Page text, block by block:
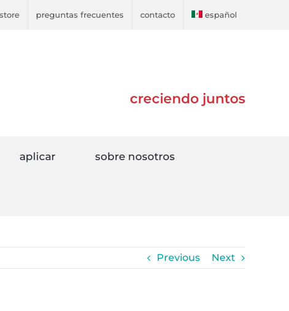
preguntas frecuentes contacto español
creciendo juntos
aplicar sobre nosotros
Previous Next